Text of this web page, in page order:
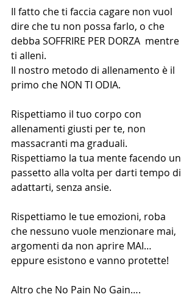
Il fatto che ti faccia cagare non vuol
dire che tu non possa farlo, o che
debba SOFFRIRE PER DORZA  mentre
ti alleni.
Il nostro metodo di allenamento è il
primo che NON TI ODIA.
Rispettiamo il tuo corpo con
allenamenti giusti per te, non
massacranti ma graduali.
Rispettiamo la tua mente facendo un
passetto alla volta per darti tempo di
adattarti, senza ansie.
Rispettiamo le tue emozioni, roba
che nessuno vuole menzionare mai,
argomenti da non aprire MAI…
eppure esistono e vanno protette!
Altro che No Pain No Gain….